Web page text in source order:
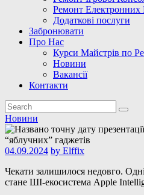
Ремонт Електронних
Додаткові послуги
Забронювати
Про Нас
Курси Майстрів по
Новини
Вакансії
Контакти
Новини
04.09.2024 by Elffix
Чекати залишилося недовго.
стане ШІ-екосистема Apple